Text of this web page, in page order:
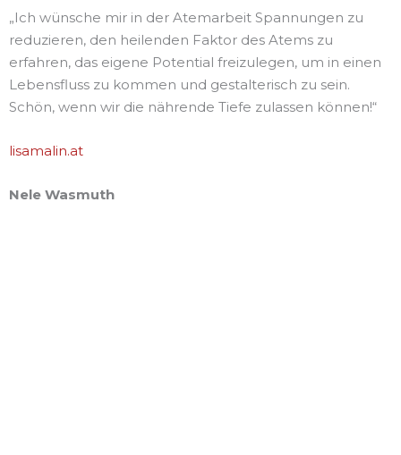
„Ich wünsche mir in der Atemarbeit Spannungen zu
reduzieren, den heilenden Faktor des Atems zu
erfahren, das eigene Potential freizulegen, um in einen
Lebensfluss zu kommen und gestalterisch zu sein.
Schön, wenn wir die nährende Tiefe zulassen können!“
lisamalin.at
Nele Wasmuth